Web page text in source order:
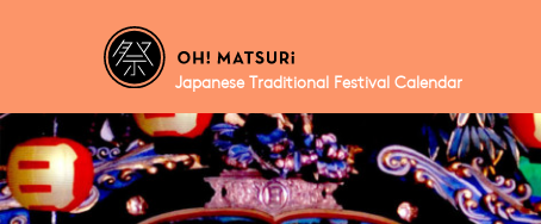
Japanese Traditional Festival Calendar